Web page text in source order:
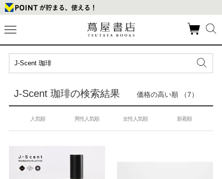
J-Scent 珈琲の検索結果 価格の高い順 （7）
人気順 男性人気順 女性人気順 新着順